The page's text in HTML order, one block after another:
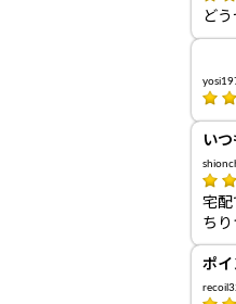
ど
いつ
宅配
ちり
ポイ